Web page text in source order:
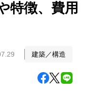
特徴、費用
建築／構造